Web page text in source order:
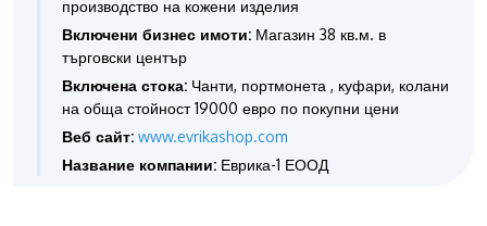
производство на кожени изделия
Включени бизнес имоти: Магазин 38 кв.м. в
търговски център
Включена стока: Чанти, портмонета , куфари, колани
на обща стойност 19000 евро по покупни цени
Веб сайт: www.evrikashop.com
Название компании: Еврика-1 ЕООД